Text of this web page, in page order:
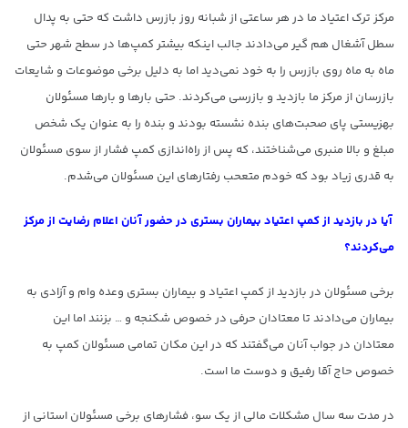
مرکز ترک اعتیاد ما در هر ساعتی از شبانه روز بازرس داشت که حتی به پدال
سطل آشغال هم گیر می‌دادند جالب اینکه بیشتر کمپ‌ها در سطح شهر حتی
ماه‌ به ماه روی بازرس را به خود نمی‌دید اما به دلیل برخی موضوعات و شایعات
بازرسان از مرکز ما بازدید و بازرسی می‌کردند. حتی بارها و بارها مسئولان
بهزیستی پای صحبت‌های بنده نشسته بودند و بنده را به عنوان یک شخص
مبلغ و بالا منبری می‌شناختند، که پس از راه‌اندازی کمپ فشار از سوی مسئولان
به قدری زیاد بود که خودم متعحب رفتارهای این مسئولان می‌شدم.
آیا در بازدید از کمپ‌ اعتیاد بیماران بستری در حضور آنان اعلام رضایت از مرکز
می‌کردند؟
برخی مسئولان در بازدید از کمپ اعتیاد و بیماران بستری وعده وام و آزادی به
بیماران می‌دادند تا معتادان حرفی در خصوص شکنجه و … بزنند اما این
معتادان در جواب آنان می‌گفتند که در این مکان تمامی مسئولان کمپ به
خصوص حاج آقا رفیق و دوست ما است.
در مدت سه سال مشکلات مالی از یک سو، فشارهای برخی مسئولان استانی از